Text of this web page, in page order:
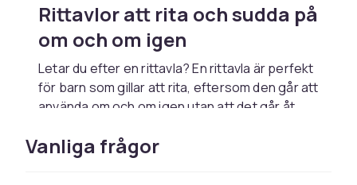
Rittavlor att rita och sudda på
om och om igen
Letar du efter en rittavla? En rittavla är perfekt
för barn som gillar att rita, eftersom den går att
använda om och om igen utan att det går åt
och utföranden för både de minsta och större
barn. Det är en uppskattad leksak som tränar
Vanliga frågor